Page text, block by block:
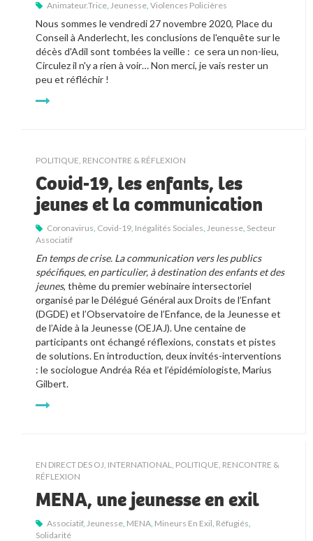
Animateur.trice Jeunesse ,Violences Policières
Nous sommes le vendredi 27 novembre 2020, Place du
Conseil à Anderlecht, les conclusions de l'enquête sur le
décès d'Adil sont tombées la veille :  ce sera un non-lieu,
Circulez il n'y a rien à voir… Non merci, je vais rester un
peu et réfléchir !
POLITIQUE RENCONTRE & RÉFLEXION
Covid-19, les enfants, les
jeunes et la communication
Coronavirus Covid-19 Inégalités Sociales Jeunesse Secteur
Associatif
En temps de crise. La communication vers les publics
spécifiques, en particulier, à destination des enfants et des
jeunes, thème du premier webinaire intersectoriel
organisé par le Délégué Général aux Droits de l’Enfant
(DGDE) et l’Observatoire de l’Enfance, de la Jeunesse et
de l’Aide à la Jeunesse (OEJAJ). Une centaine de
participants ont échangé réflexions, constats et pistes
de solutions. En introduction, deux invités-interventions
: le sociologue Andréa Réa et l’épidémiologiste, Marius
Gilbert.
EN DIRECT DES OJ INTERNATIONAL POLITIQUE RENCONTRE &
RÉFLEXION
MENA, une jeunesse en exil
Associatif, Jeunesse MENA Mineurs En Exil Réfugiés
Solidarité